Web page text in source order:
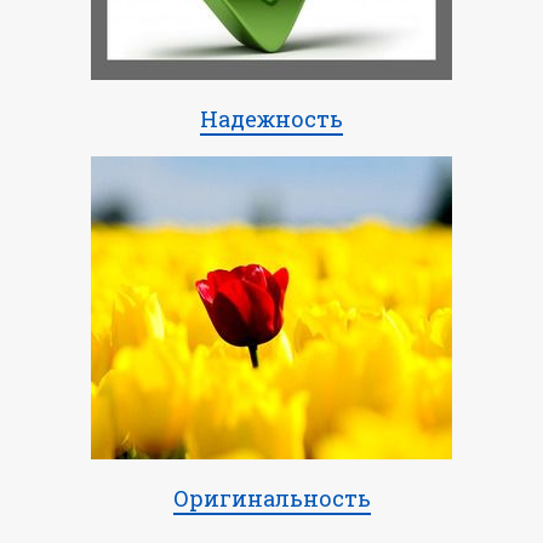
Надежность
Оригинальность